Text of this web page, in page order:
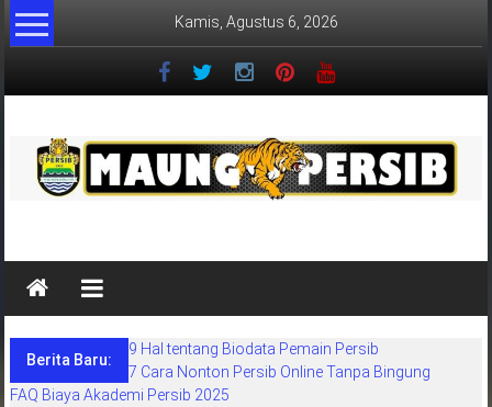
Lompat
ke
Kamis, Agustus 6, 2026
Maung
Persib
situs
berita
Berita Baru:
9 Hal tentang Biodata Pemain Persib
7 Cara Nonton Persib Online Tanpa Bingung
FAQ Biaya Akademi Persib 2025